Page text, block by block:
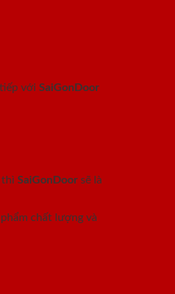
với SaiGonDoor
thì SaiGonDoor sẽ là
chất lượng và